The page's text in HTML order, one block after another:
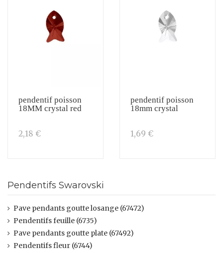
pendentif poisson
18MM crystal red
2,18 €
pendentif poisson
18mm crystal
1,69 €
Pendentifs Swarovski
Pave pendants goutte losange (67472)
Pendentifs feuille (6735)
Pave pendants goutte plate (67492)
Pendentifs fleur (6744)